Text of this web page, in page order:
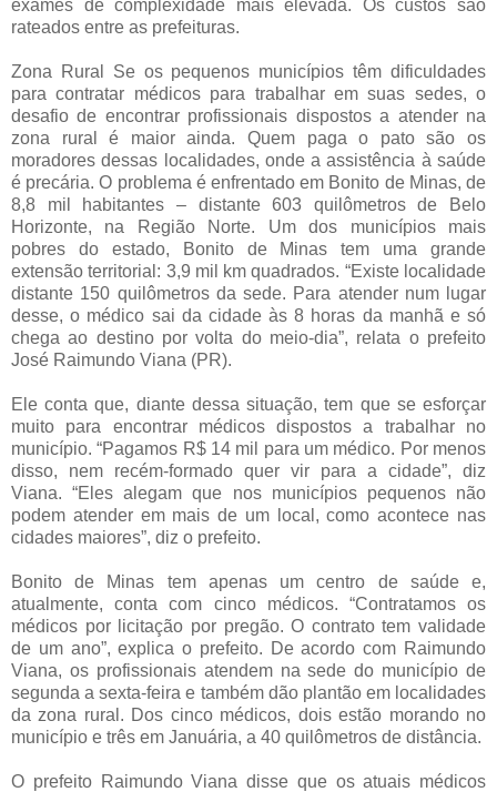
exames de complexidade mais elevada. Os custos são
rateados entre as prefeituras.
Zona Rural Se os pequenos municípios têm dificuldades
para contratar médicos para trabalhar em suas sedes, o
desafio de encontrar profissionais dispostos a atender na
zona rural é maior ainda. Quem paga o pato são os
moradores dessas localidades, onde a assistência à saúde
é precária. O problema é enfrentado em Bonito de Minas, de
8,8 mil habitantes – distante 603 quilômetros de Belo
Horizonte, na Região Norte. Um dos municípios mais
pobres do estado, Bonito de Minas tem uma grande
extensão territorial: 3,9 mil km quadrados. “Existe localidade
distante 150 quilômetros da sede. Para atender num lugar
desse, o médico sai da cidade às 8 horas da manhã e só
chega ao destino por volta do meio-dia”, relata o prefeito
José Raimundo Viana (PR).
Ele conta que, diante dessa situação, tem que se esforçar
muito para encontrar médicos dispostos a trabalhar no
município. “Pagamos R$ 14 mil para um médico. Por menos
disso, nem recém-formado quer vir para a cidade”, diz
Viana. “Eles alegam que nos municípios pequenos não
podem atender em mais de um local, como acontece nas
cidades maiores”, diz o prefeito.
Bonito de Minas tem apenas um centro de saúde e,
atualmente, conta com cinco médicos. “Contratamos os
médicos por licitação por pregão. O contrato tem validade
de um ano”, explica o prefeito. De acordo com Raimundo
Viana, os profissionais atendem na sede do município de
segunda a sexta-feira e também dão plantão em localidades
da zona rural. Dos cinco médicos, dois estão morando no
município e três em Januária, a 40 quilômetros de distância.
O prefeito Raimundo Viana disse que os atuais médicos